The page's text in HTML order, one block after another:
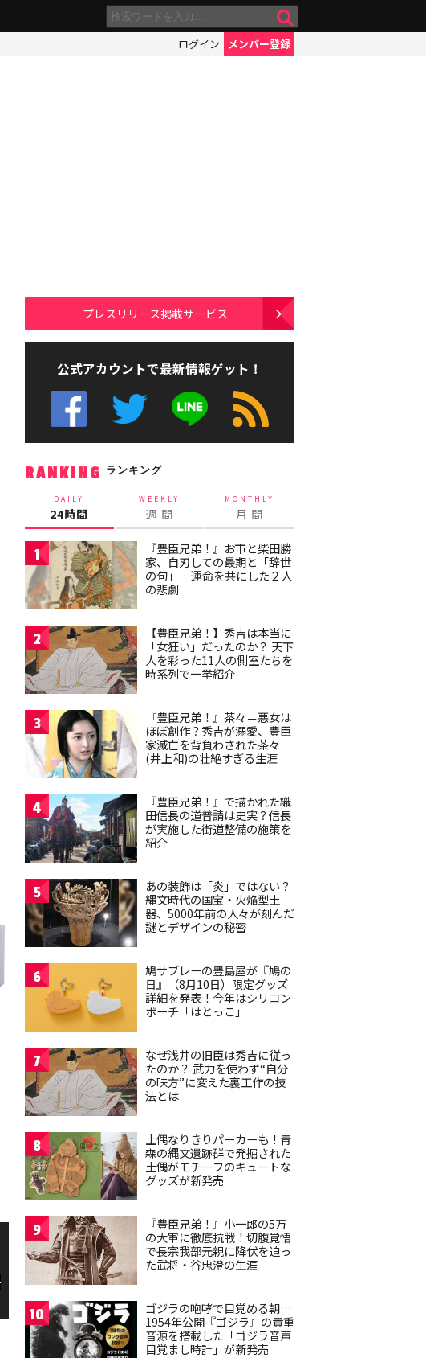
ログイン メンバー登録
プレスリリース掲載サービス
公式アカウントで最新情報ゲット！
RANKING ランキング
DAILY
24時間
WEEKLY
週 間
MONTHLY
月 間
1
『豊臣兄弟！』お市と柴田勝
家、自刃しての最期と「辞世
の句」…運命を共にした２人
の悲劇
2
【豊臣兄弟！】秀吉は本当に
「女狂い」だったのか？ 天下
人を彩った11人の側室たちを
時系列で一挙紹介
3
『豊臣兄弟！』茶々＝悪女は
ほぼ創作？秀吉が溺愛、豊臣
家滅亡を背負わされた茶々
(井上和)の壮絶すぎる生涯
4
『豊臣兄弟！』で描かれた織
田信長の道普請は史実？信長
が実施した街道整備の施策を
紹介
5
あの装飾は「炎」ではない？
縄文時代の国宝・火焔型土
器、5000年前の人々が刻んだ
謎とデザインの秘密
6
鳩サブレーの豊島屋が『鳩の
日』（8月10日）限定グッズ
詳細を発表！今年はシリコン
ポーチ「はとっこ」
7
なぜ浅井の旧臣は秀吉に従っ
たのか？ 武力を使わず“自分
の味方”に変えた裏工作の技
法とは
8
土偶なりきりパーカーも！青
森の縄文遺跡群で発掘された
土偶がモチーフのキュートな
グッズが新発売
9
『豊臣兄弟！』小一郎の5万
の大軍に徹底抗戦！切腹覚悟
で長宗我部元親に降伏を迫っ
た武将・谷忠澄の生涯
10
ゴジラの咆哮で目覚める朝…
1954年公開『ゴジラ』の貴重
音源を搭載した「ゴジラ音声
目覚まし時計」が新発売